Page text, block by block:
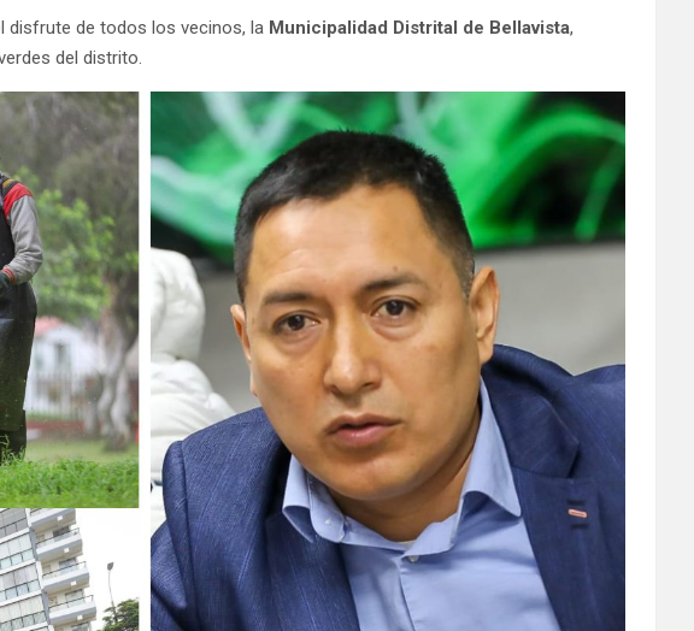
disfrute de todos los vecinos, la Municipalidad Distrital de Bellavista,
del distrito.